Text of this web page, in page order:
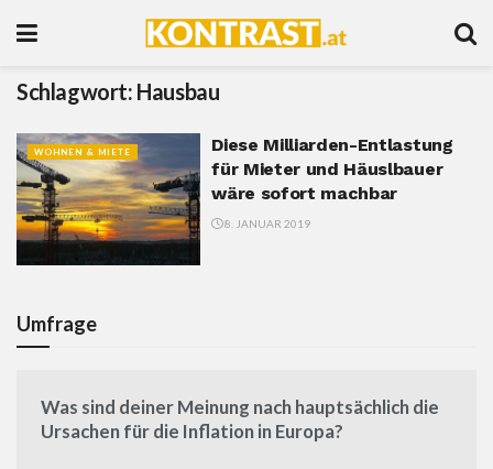
Schlagwort: Hausbau
WOHNEN & MIETE
Diese Milliarden-Entlastung
für Mieter und Häuslbauer
wäre sofort machbar
8. JANUAR 2019
Umfrage
Was sind deiner Meinung nach hauptsächlich die
Ursachen für die Inflation in Europa?